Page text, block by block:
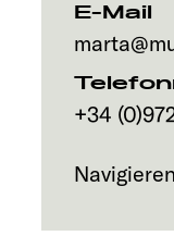
E-Mail
+34
Navigieren